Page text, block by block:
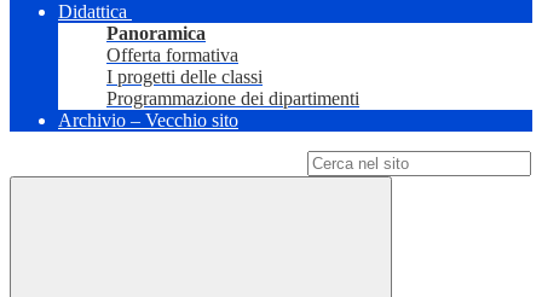
Didattica
Panoramica
Offerta formativa
I progetti delle classi
Programmazione dei dipartimenti
Archivio – Vecchio sito